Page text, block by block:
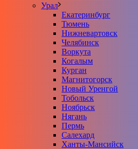
Урал
Екатеринбург
Тюмень
Нижневартовск
Челябинск
Воркута
Когалым
Курган
Магнитогорск
Новый Уренгой
Тобольск
Ноябрьск
Нягань
Пермь
Салехард
Ханты-Мансийск